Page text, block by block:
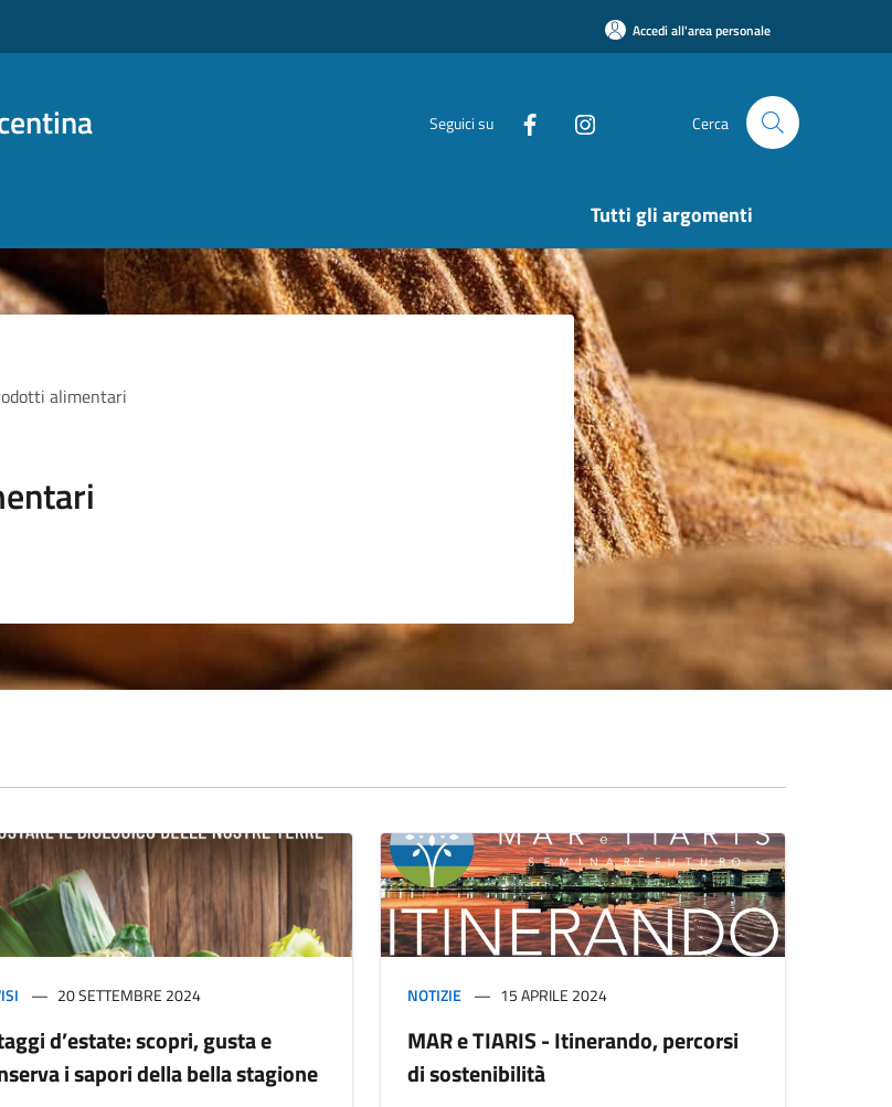
Accedi all'area personale
Seguici su Cerca
Tutti gli argomenti
alimentari
20 SETTEMBRE 2024
d’estate: scopri, gusta e
i sapori della bella stagione
NOTIZIE 15 APRILE 2024
MAR e TIARIS - Itinerando, percorsi
di sostenibilità